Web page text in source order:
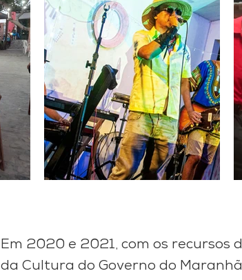
Em 2020 e 2021, com os recursos
da Cultura do Governo do